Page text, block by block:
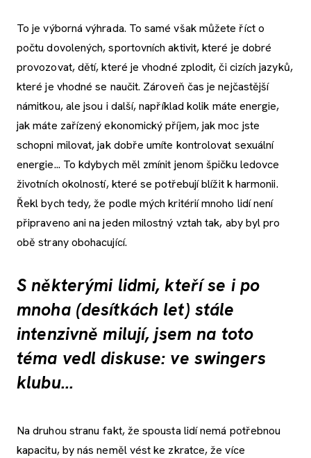
To je výborná výhrada. To samé však můžete říct o
počtu dovolených, sportovních aktivit, které je dobré
provozovat, dětí, které je vhodné zplodit, či cizích jazyků,
které je vhodné se naučit. Zároveň čas je nejčastější
námitkou, ale jsou i další, například kolik máte energie,
jak máte zařízený ekonomický příjem, jak moc jste
schopni milovat, jak dobře umíte kontrolovat sexuální
energie... To kdybych měl zmínit jenom špičku ledovce
životních okolností, které se potřebují blížit k harmonii.
Řekl bych tedy, že podle mých kritérií mnoho lidí není
připraveno ani na jeden milostný vztah tak, aby byl pro
obě strany obohacující.
S některými lidmi, kteří se i po
mnoha (desítkách let) stále
intenzivně milují, jsem na toto
téma vedl diskuse: ve swingers
klubu...
Na druhou stranu fakt, že spousta lidí nemá potřebnou
kapacitu, by nás neměl vést ke zkratce, že více